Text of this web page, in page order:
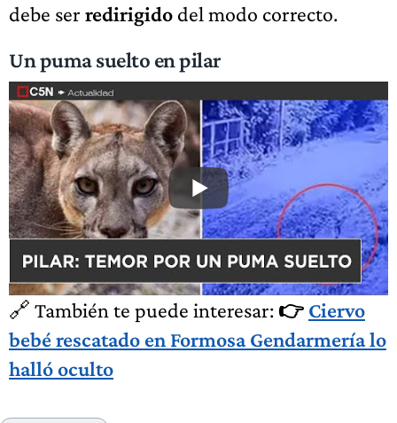
debe ser redirigido del modo correcto.
Un puma suelto en pilar
🔗 También te puede interesar: 👉 Ciervo
bebé rescatado en Formosa Gendarmería lo
halló oculto